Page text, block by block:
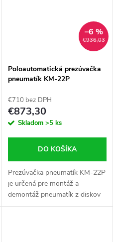
€936,03
–6 %
Poloautomatická prezúvačka
pneumatík KM-22P
€710 bez DPH
€873,30
Skladom >5 ks
DO KOŠÍKA
Prezúvačka pneumatík KM-22P
je určená pre montáž a
demontáž pneumatík z diskov
osobných automobilov,